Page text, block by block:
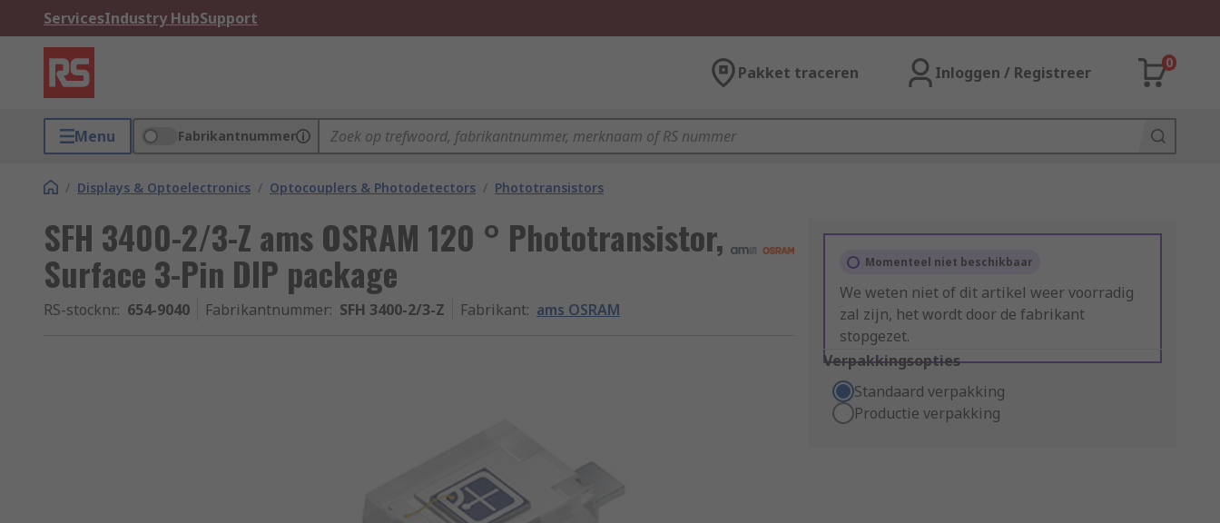
ServicesIndustry HubSupport
Pakket traceren Inloggen / Registreer
0
Menu Fabrikantnummer
/ Displays & Optoelectronics / Optocouplers & Photodetectors / Phototransistors
SFH 3400-2/3-Z ams OSRAM 120 ° Phototransistor,
Surface 3-Pin DIP package
RS-stocknr.: 654-9040 Fabrikantnummer: SFH 3400-2/3-Z Fabrikant: ams OSRAM
Momenteel niet beschikbaar
We weten niet of dit artikel weer voorradig
zal zijn, het wordt door de fabrikant
stopgezet.
Verpakkingsopties
Standaard verpakking
Productie verpakking